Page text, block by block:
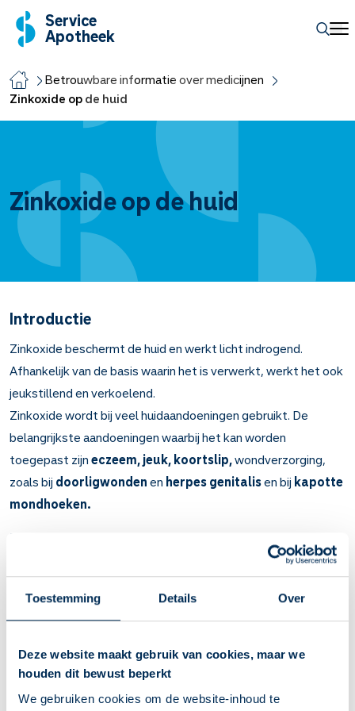
Toestemming Details Over
Deze website maakt gebruik van cookies, maar we
houden dit bewust beperkt
We gebruiken cookies om de website-inhoud te
Service
Apotheek
Betrouwbare informatie over medicijnen
Zinkoxide op de huid
Zinkoxide op de huid
Introductie
Zinkoxide beschermt de huid en werkt licht indrogend.
Afhankelijk van de basis waarin het is verwerkt, werkt het ook
jeukstillend en verkoelend.
Zinkoxide wordt bij veel huidaandoeningen gebruikt. De
belangrijkste aandoeningen waarbij het kan worden
toegepast zijneczeem, jeuk, koortslip,wondverzorging,
zoals bij doorligwondenen herpes genitalisen bij kapotte
mondhoeken.
Belangrijk om te weten over Zinkoxide op de
Zinkoxide beschermt en droogt de huid. Het kan jeuk
stillen en de huid verkoelen. Dat hangt af van de vorm
strooipoeder en pasta).
Bij huidaandoeningen zoals eczeem, jeuk, koortslip,
Het duurt enkele dagen tot weken voor uw klachten